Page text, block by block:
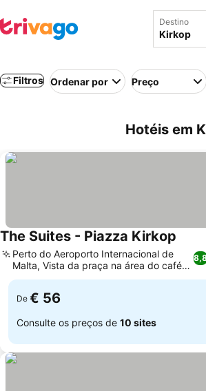
Destino
Filtros Ordenar por Preço
Hotéis em
The Suites - Piazza Kirkop
Perto do Aeroporto Internacional de
Malta, Vista da praça na área do café
da manhã
De € 56
Consulte os preços de 10 sites